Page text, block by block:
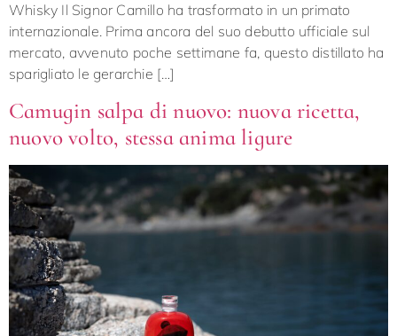
Whisky Il Signor Camillo ha trasformato in un primato
internazionale. Prima ancora del suo debutto ufficiale sul
mercato, avvenuto poche settimane fa, questo distillato ha
sparigliato le gerarchie […]
Camugin salpa di nuovo: nuova ricetta,
nuovo volto, stessa anima ligure